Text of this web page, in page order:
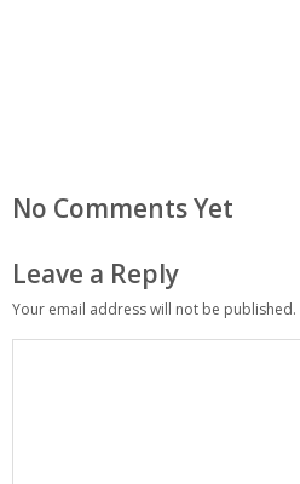
No Comments Yet
Leave a Reply
Your email address will not be published.